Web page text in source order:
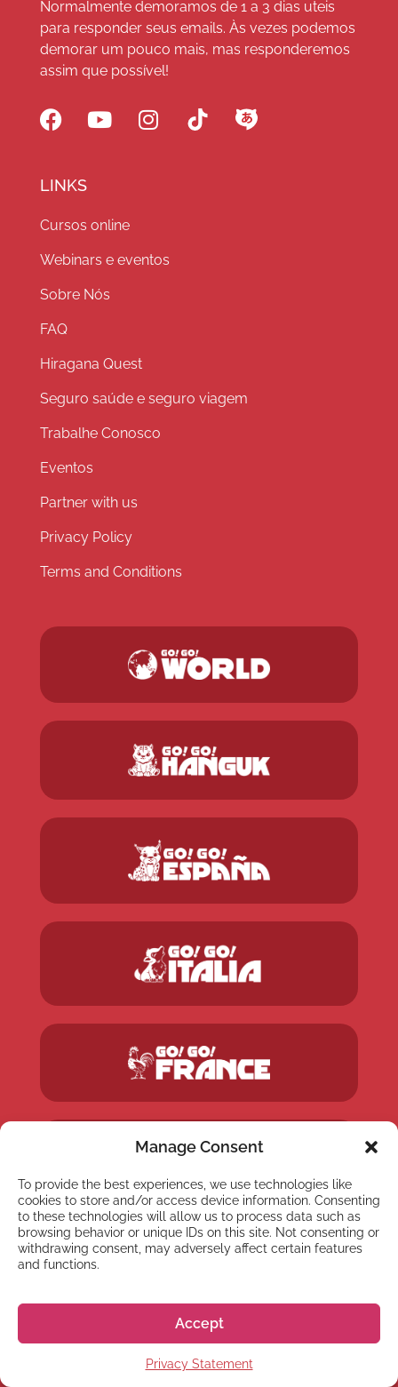
Manage Consent
To provide the best experiences, we use technologies like
cookies to store and/or access device information. Consenting
to these technologies will allow us to process data such as
browsing behavior or unique IDs on this site. Not consenting or
withdrawing consent, may adversely affect certain features
and functions.
Accept
Privacy Statement
Normalmente demoramos de 1 a 3 dias uteis
para responder seus emails. Às vezes podemos
demorar um pouco mais, mas responderemos
assim que possível!
LINKS
Cursos online
Webinars e eventos
Sobre Nós
FAQ
Hiragana Quest
Seguro saúde e seguro viagem
Trabalhe Conosco
Eventos
Partner with us
Privacy Policy
Terms and Conditions